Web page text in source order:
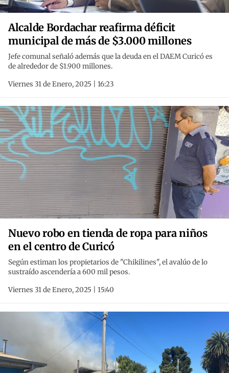
Alcalde Bordachar reafirma déficit
municipal de más de $3.000 millones
Jefe comunal señaló además que la deuda en el DAEM Curicó es
de alrededor de $1.900 millones.
Viernes 31 de Enero, 2025 | 16:23
Nuevo robo en tienda de ropa para niños
en el centro de Curicó
Según estiman los propietarios de "Chikilines", el avalúo de lo
sustraído ascendería a 600 mil pesos.
Viernes 31 de Enero, 2025 | 15:40